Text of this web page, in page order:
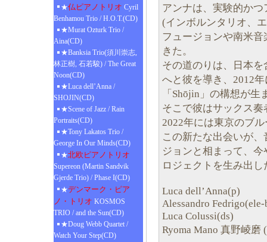
★仏ピアノトリオ Cyril
Benhamou Trio / H.O.T.(CD)
★Murat Ozturk Trio /
Aina(CD)
★Banksia Trio(須川崇志,
林正樹, 石若駿) / The Great
Noon(CD)
★Luca dell’Anna /
SHOJIN(CD)
★Scene of Jazz / Rain
Portraits(CD)
★Tony Lakatos Trio /
George In Our Minds(CD)
★北欧ピアノトリオ
Supereon (Martin Sandvik
Gjerde Trio) / Phase I(CD)
★デンマーク・ピア
ノ・トリオ KOSMOS
TRIO / and the Sun(CD)
★Doug Webb Quartet /
Watch Your Step(CD)
アンナは、実験的か
(インボルンタリオ、
フュージョンや南米
きた。
その道のりは、日本
へと彼を導き、2012
「Shōjin」の構想が生
そこで彼はサックス
2022年には東京のブ
この新たな出会いが
ジョンと相まって、
ロジェクトを生み出
Luca dell’Anna(p)
Alessandro Fedrigo(ele-
Luca Colussi(ds)
Ryoma Mano 真野崚磨